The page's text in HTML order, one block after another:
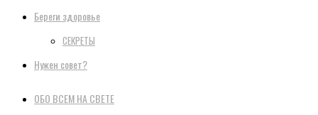
Береги здоровье
СЕКРЕТЫ
Нужен совет?
ОБО ВСЕМ НА СВЕТЕ